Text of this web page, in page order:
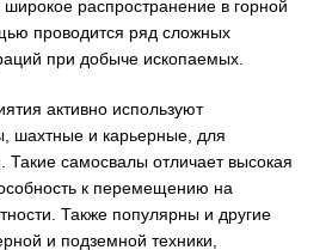
распространение в горной
проводится ряд сложных
при добыче ископаемых.
активно используют
шахтные и карьерные, для
Такие самосвалы отличает высокая
к перемещению на
Также популярны и другие
и подземной техники,